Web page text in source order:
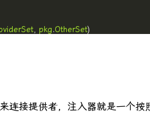
pkg .OtherSet)
连接提供者，注入器就是一个按